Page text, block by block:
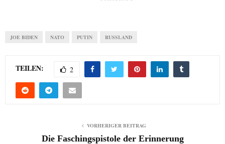
JOE BIDEN NATO PUTIN RUSSLAND
TEILEN: 2
VORHERIGER BEITRAG
Die Faschingspistole der Erinnerung